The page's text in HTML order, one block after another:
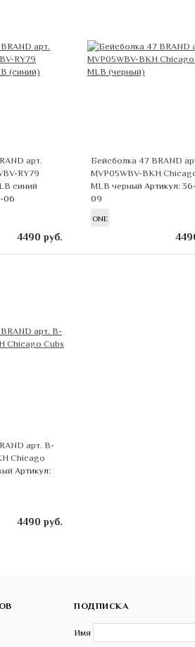
арт.
RY79
синий
06
4490 руб.
Бейсболка 47 BRAND
MVP05WBV-BKH
MLB черный Артикул:
09
ONE
арт. B-
Chicago
Артикул:
4490 руб.
ПОДПИСКА
Имя